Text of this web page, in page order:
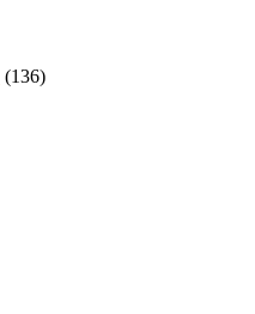
(136)